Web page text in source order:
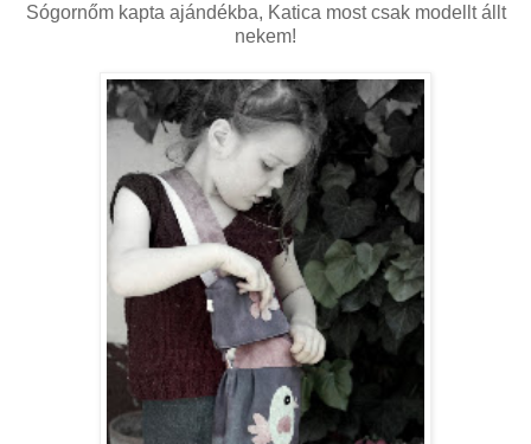
Sógornőm kapta ajándékba, Katica most csak modellt állt
nekem!